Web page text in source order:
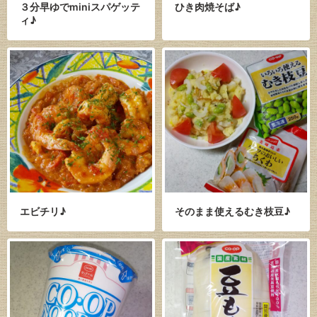
３分早ゆでminiスパゲッテ
ィ♪
ひき肉焼そば♪
エビチリ♪ そのまま使えるむき枝豆♪